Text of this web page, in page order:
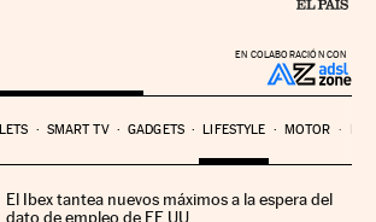
EN COLABORACIÓN CON
SMART TV GADGETS LIFESTYLE MOTOR
El Ibex tantea nuevos máximos a la espera del
dato de empleo de EE UU